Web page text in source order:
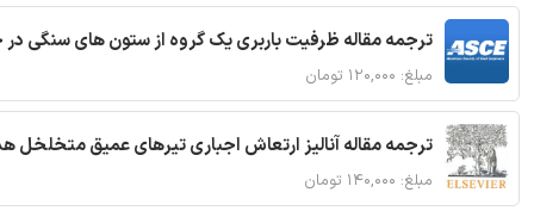
ترجمه مقاله ظرفیت باربری یک گروه از ستون های سنگی
مبلغ: ۱۲۰,۰۰۰ تومان
ترجمه مقاله آنالیز ارتعاش اجباری تیرهای عمیق متخلخل
مبلغ: ۱۴۰,۰۰۰ تومان